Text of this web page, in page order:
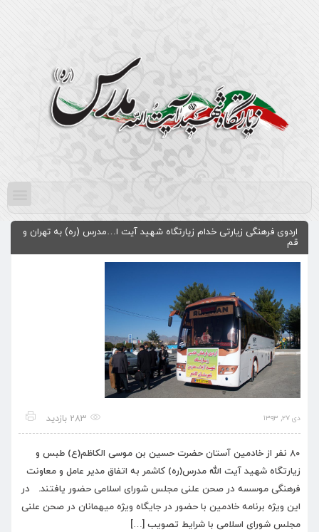
اردوی فرهنگی زیارتی خدام زیارتگاه شهید آیت ا…مدرس (ره) به تهران و
قم
دی ۲۷, ۱۳۹۳ 283 بازدید
۸۰ نفر از خادمین آستان حضرت حسین بن موسی الکاظم(ع) طبس و
زیارتگاه شهید آیت الله مدرس(ره) کاشمر به اتفاق مدیر عامل و معاونت
فرهنگی موسسه در صحن علنی مجلس شورای اسلامی حضور یافتند. در
این ویژه برنامه خادمین با حضور در جایگاه ویژه میهمانان در صحن علنی
مجلس شورای اسلامی با شرایط تصویب […]